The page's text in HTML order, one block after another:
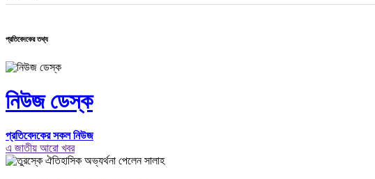
প্রতিবেদকের তথ্য
নিউজ ডেস্ক
প্রতিবেদকের সকল নিউজ
এ জাতীয় আরো খবর